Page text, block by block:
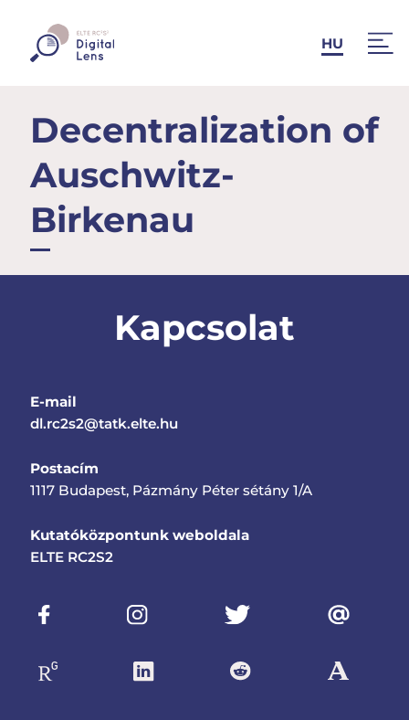
HU
Decentralization of
Auschwitz-
Birkenau
Kapcsolat
E-mail
dl.rc2s2@tatk.elte.hu
Postacím
1117 Budapest, Pázmány Péter sétány 1/A
Kutatóközpontunk weboldala
ELTE RC2S2